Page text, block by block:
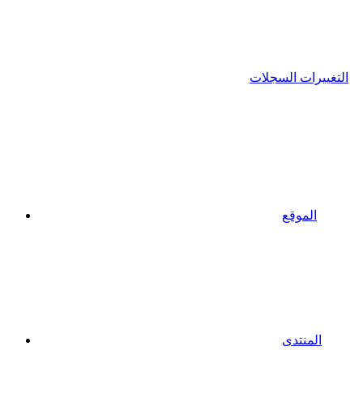
التغييرات السجلات
الموقع
المنتدى